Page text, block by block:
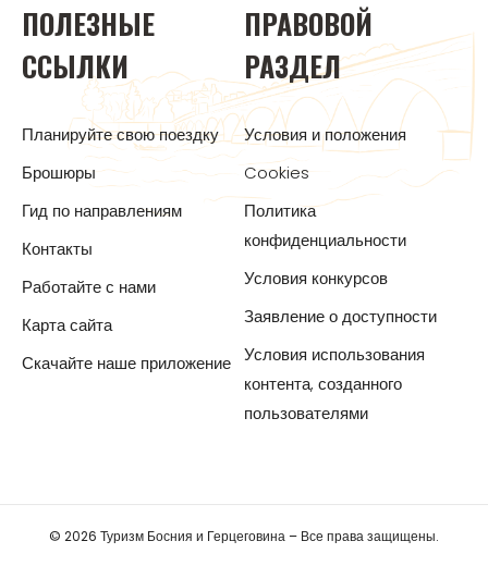
ПОЛЕЗНЫЕ
ССЫЛКИ
Планируйте свою поездку
Брошюры
Гид по направлениям
Контакты
Работайте с нами
Карта сайта
Скачайте наше приложение
ПРАВОВОЙ
РАЗДЕЛ
Условия и положения
Cookies
Политика
конфиденциальности
Условия конкурсов
Заявление о доступности
Условия использования
контента, созданного
пользователями
© 2026 Туризм Босния и Герцеговина – Все права защищены.